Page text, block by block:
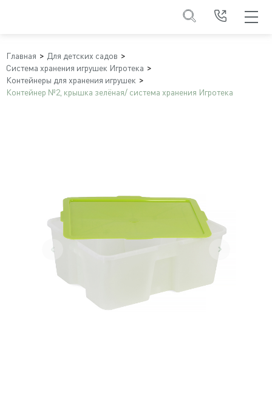
Главная
Для детских садов
Система хранения игрушек Игротека
Контейнеры для хранения игрушек
Контейнер №2, крышка зелёная/ система хранения Игротека